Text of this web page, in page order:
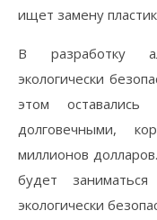
ищет замену
В разработку
экологически
этом
долговечными,
миллионов
будет
экологически